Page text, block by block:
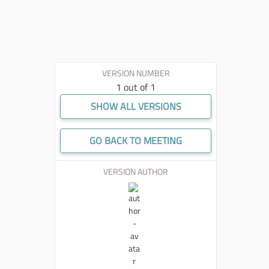
VERSION NUMBER
1 out of 1
SHOW ALL VERSIONS
GO BACK TO MEETING
VERSION AUTHOR